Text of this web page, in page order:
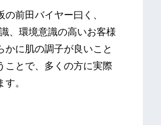
前田バイヤー曰く、
、環境意識の高いお客様
に肌の調子が良いこと
ことで、多くの方に実際
。